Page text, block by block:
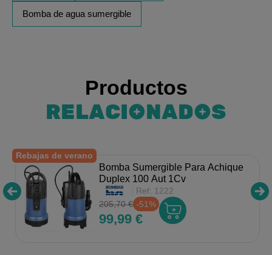
Bomba de agua sumergible
Productos
RELACIONADOS
Rebajas de verano
Bomba Sumergible Para Achique
Duplex 100 Aut 1Cv
Ref: 1222
205,70 € -51%
99,99 €